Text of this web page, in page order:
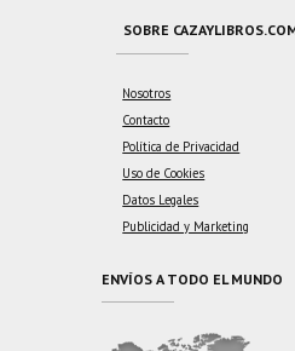
SOBRE
Nosotros
Contacto
Política de Privacidad
Uso de Cookies
Datos Legales
Publicidad y Marketing
ENVÍOS A TODO EL MUNDO